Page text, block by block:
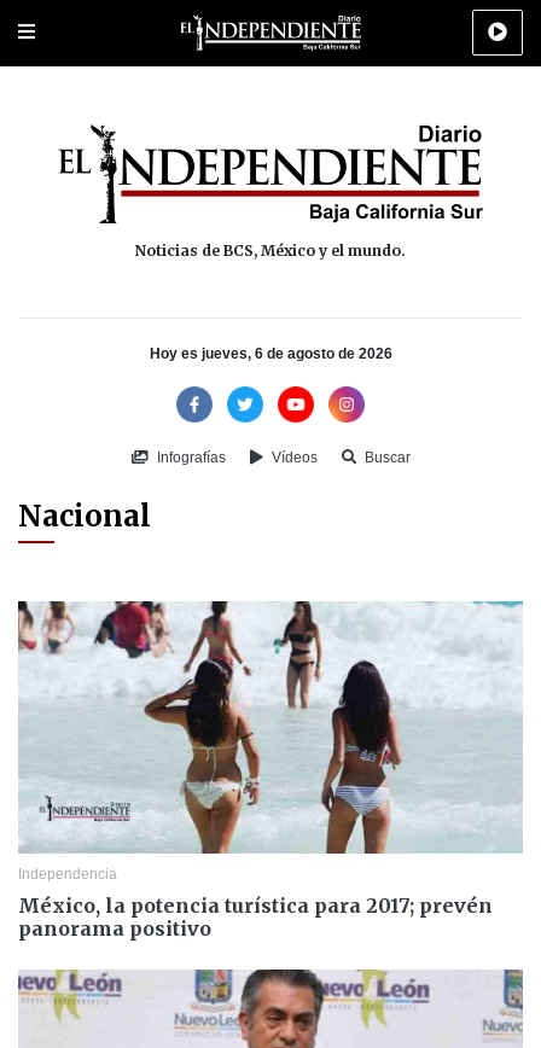
Portada Los Cabos Policiaca Deportes Cultura
Noticias de BCS, México y el mundo.
Hoy es jueves, 6 de agosto de 2026
Infografías Vídeos Buscar
Nacional
Independencia
México, la potencia turística para 2017; prevén
panorama positivo